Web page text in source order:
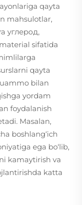
qayta
mahsulotlar,
углерод,
sifatida
qayta
bilan
yordam
foydalanish
Masalan,
boshlang‘ich
ega bo‘lib,
kamaytirish va
katta